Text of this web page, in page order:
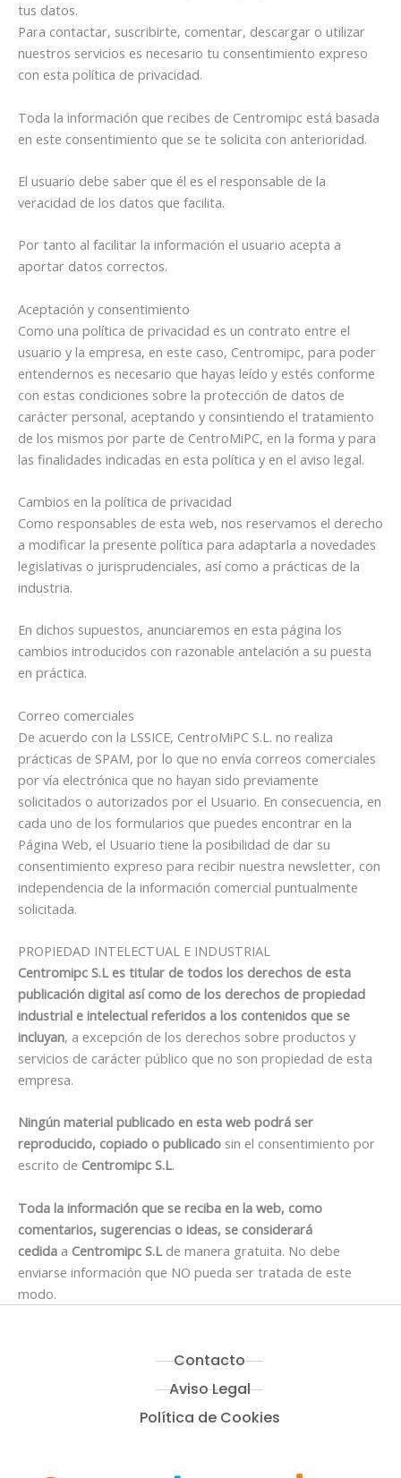
tus datos.
Para contactar, suscribirte, comentar, descargar o utilizar
nuestros servicios es necesario tu consentimiento expreso
con esta política de privacidad.
Toda la información que recibes de Centromipc está basada
en este consentimiento que se te solicita con anterioridad.
El usuario debe saber que él es el responsable de la
veracidad de los datos que facilita.
Por tanto al facilitar la información el usuario acepta a
aportar datos correctos.
Aceptación y consentimiento
Como una política de privacidad es un contrato entre el
usuario y la empresa, en este caso, Centromipc, para poder
entendernos es necesario que hayas leído y estés conforme
con estas condiciones sobre la protección de datos de
carácter personal, aceptando y consintiendo el tratamiento
de los mismos por parte de CentroMiPC, en la forma y para
las finalidades indicadas en esta política y en el aviso legal.
Cambios en la política de privacidad
Como responsables de esta web, nos reservamos el derecho
a modificar la presente política para adaptarla a novedades
legislativas o jurisprudenciales, así como a prácticas de la
industria.
En dichos supuestos, anunciaremos en esta página los
cambios introducidos con razonable antelación a su puesta
en práctica.
Correo comerciales
De acuerdo con la LSSICE, CentroMiPC S.L. no realiza
prácticas de SPAM, por lo que no envía correos comerciales
por vía electrónica que no hayan sido previamente
solicitados o autorizados por el Usuario. En consecuencia, en
cada uno de los formularios que puedes encontrar en la
Página Web, el Usuario tiene la posibilidad de dar su
consentimiento expreso para recibir nuestra newsletter, con
independencia de la información comercial puntualmente
solicitada.
PROPIEDAD INTELECTUAL E INDUSTRIAL
Centromipc S.L es titular de todos los derechos de esta
publicación digital así como de los derechos de propiedad
industrial e intelectual referidos a los contenidos que se
incluyan, a excepción de los derechos sobre productos y
servicios de carácter público que no son propiedad de esta
empresa.
Ningún material publicado en esta web podrá ser
reproducido, copiado o publicado sin el consentimiento por
escrito de Centromipc S.L.
Toda la información que se reciba en la web, como
comentarios, sugerencias o ideas, se considerará
cedida a Centromipc S.L de manera gratuita. No debe
enviarse información que NO pueda ser tratada de este
modo.
Contacto
Aviso Legal
Política de Cookies